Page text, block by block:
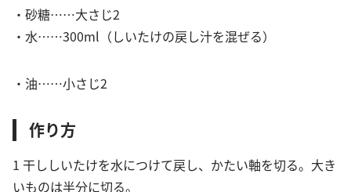
・砂糖……大さじ2
・水……300ml（しいたけの戻し汁を混ぜる）
・油……小さじ2
作り方
1 干ししいたけを水につけて戻し、かたい軸を切る。大き
いものは半分に切る。